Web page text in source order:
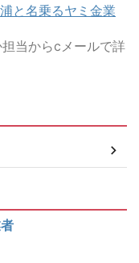
と名乗るヤミ金業
当からcメールで詳